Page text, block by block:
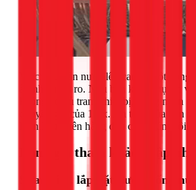
Việc đưa bồn nước lên cao là một công
ẩn nhiều rủi ro. Nếu bạn không tự tin
không có đủ trang thiết bị, đừng ngần
chuyên gia của 1Fix. An toàn của bạn
luôn là ưu tiên hàng đầu của chúng tôi.
Bảng giá tham khảo (Cập
Sửa chữa, lắp đặt đường ống